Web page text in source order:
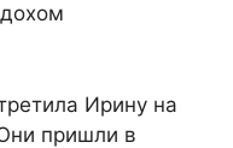
Ирину на
пришли в